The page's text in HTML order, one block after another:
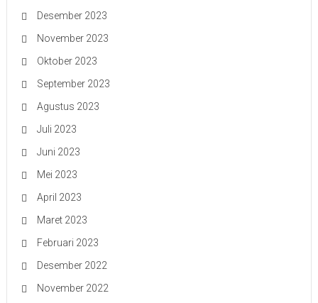
Desember 2023
November 2023
Oktober 2023
September 2023
Agustus 2023
Juli 2023
Juni 2023
Mei 2023
April 2023
Maret 2023
Februari 2023
Desember 2022
November 2022